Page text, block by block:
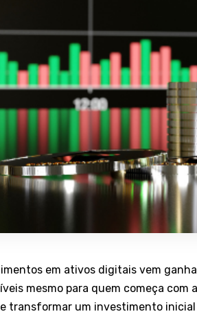
em ativos digitais vem
mesmo para quem começa com
transformar um investimento